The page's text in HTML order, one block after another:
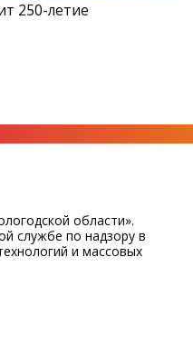
250-летие
области».
службе по надзору в
и массовых
решения о
аналитический центр